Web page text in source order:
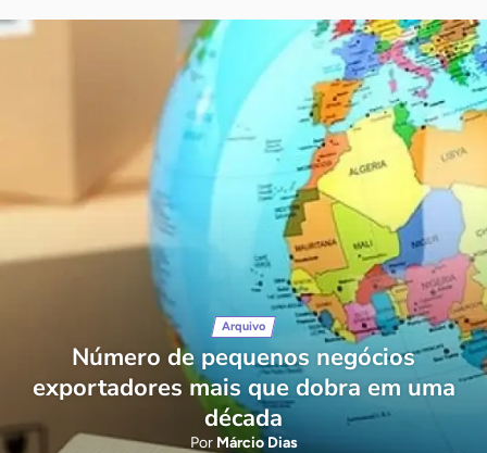
Arquivo
Número de pequenos negócios
exportadores mais que dobra em uma
década
Por Márcio Dias